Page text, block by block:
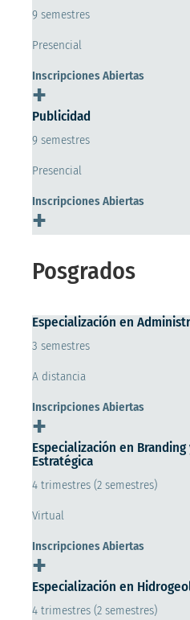
9 semestres
Presencial
Inscripciones Abiertas
+
Publicidad
9 semestres
Presencial
Inscripciones Abiertas
+
Posgrados
Especialización en
3 semestres
A distancia
Inscripciones Abiertas
+
Especialización en
Estratégica
4 trimestres (2 semestres)
Virtual
Inscripciones Abiertas
+
Especialización en
4 trimestres (2 semestres)